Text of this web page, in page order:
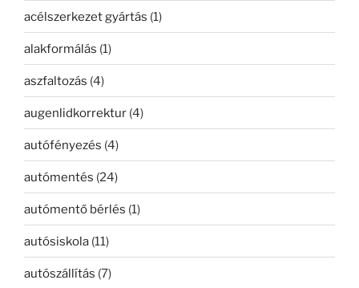
acélszerkezet gyártás (1)
alakformálás (1)
aszfaltozás (4)
augenlidkorrektur (4)
autófényezés (4)
autómentés (24)
autómentő bérlés (1)
autósiskola (11)
autószállítás (7)